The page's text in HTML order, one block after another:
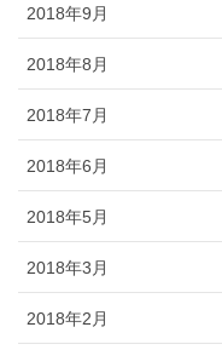
2018年9月
2018年8月
2018年7月
2018年6月
2018年5月
2018年3月
2018年2月